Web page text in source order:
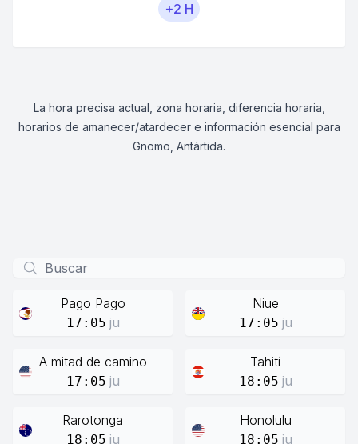
+2 H
La hora precisa actual, zona horaria, diferencia horaria,
horarios de amanecer/atardecer e información esencial para
Gnomo, Antártida.
Pago Pago
17:05 ju
Niue
17:05 ju
A mitad de camino
17:05 ju
Tahití
18:05 ju
Rarotonga
18:05 ju
Honolulu
18:05 ju